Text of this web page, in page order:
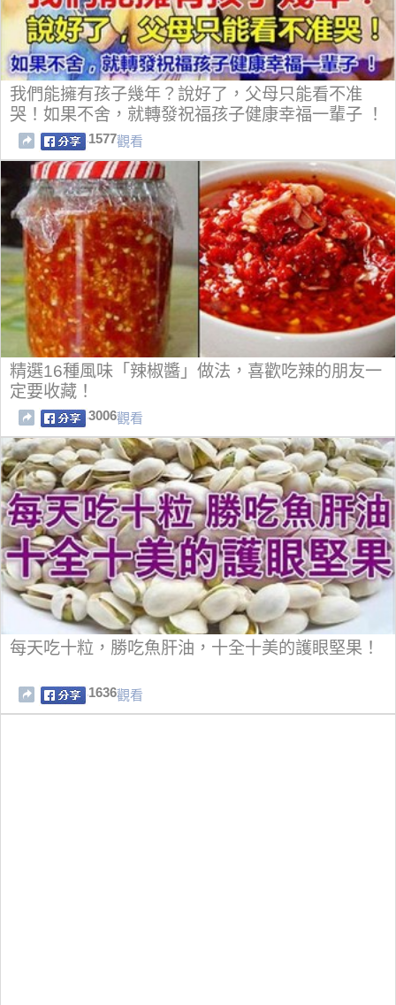
我們能擁有孩子幾年？說好了，父母只能看不准
哭！如果不舍，就轉發祝福孩子健康幸福一輩子 ！
1577觀看
精選16種風味「辣椒醬」做法，喜歡吃辣的朋友一
定要收藏！
3006觀看
每天吃十粒，勝吃魚肝油，十全十美的護眼堅果！
1636觀看